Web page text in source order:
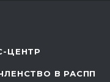
ЦЕНТР
В РАСПП